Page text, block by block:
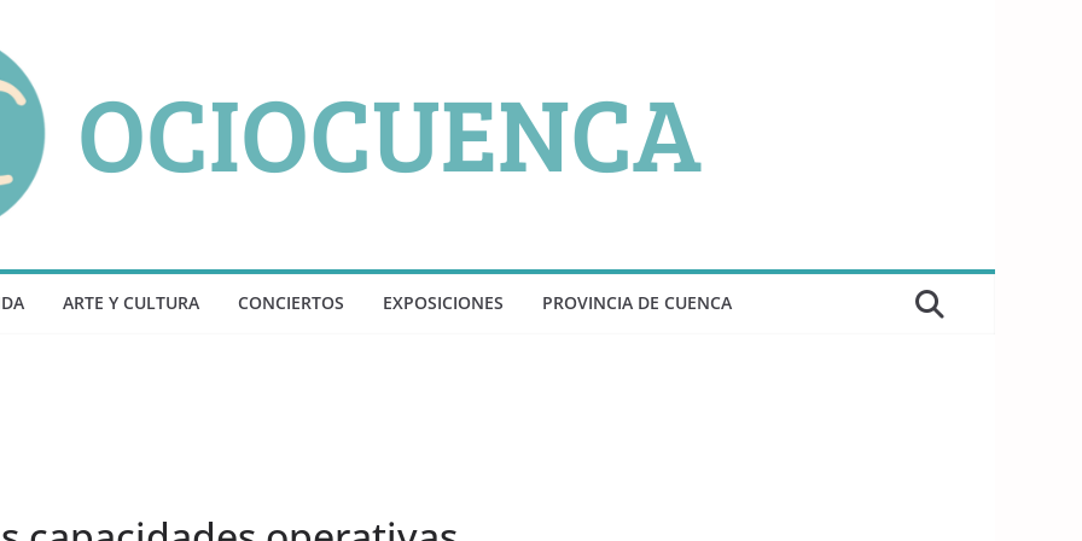
ARTE Y CULTURA CONCIERTOS EXPOSICIONES PROVINCIA DE CUENCA